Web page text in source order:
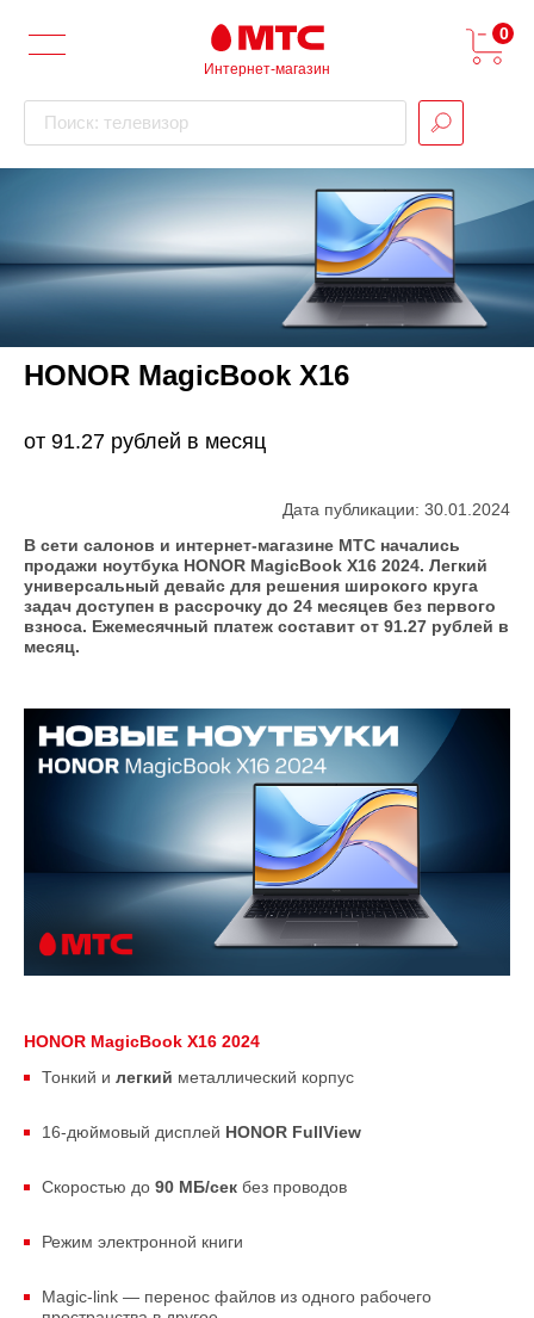
Интернет-магазин
Поиск: телевизор
0
HONOR MagicBook X16
от 91.27 рублей в месяц
Дата публикации: 30.01.2024
В сети салонов и интернет-магазине МТС начались
продажи ноутбука HONOR MagicBook X16 2024. Легкий
универсальный девайс для решения широкого круга
задач доступен в рассрочку до 24 месяцев без первого
взноса. Ежемесячный платеж составит от 91.27 рублей в
месяц.
HONOR MagicBook X16 2024
Тонкий и легкий металлический корпус
16-дюймовый дисплей HONOR FullView
Скоростью до 90 МБ/сек без проводов
Режим электронной книги
Magic-link — переноc файлов из одного рабочего